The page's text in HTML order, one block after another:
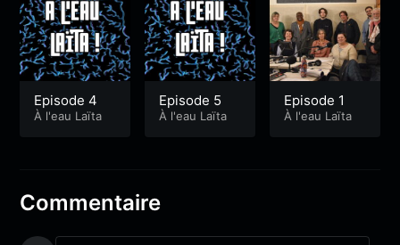
Episode 4
À l'eau Laïta
Episode 5
À l'eau Laïta
Episode 1
À l'eau Laïta
Commentaire